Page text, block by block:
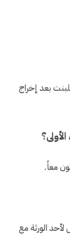
بعد إخراج
معاً.
الورثة مع